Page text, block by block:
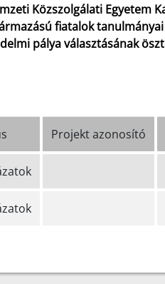
Közszolgálati Egyetem
fiatalok
pálya választásának
Projekt azonosító